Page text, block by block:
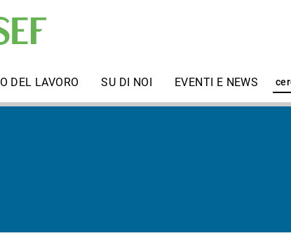
DEL LAVORO SU DI NOI EVENTI E NEWS